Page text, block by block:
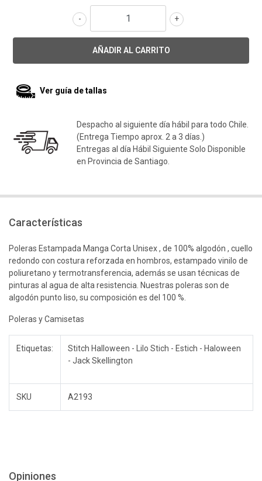
+
-
Ver guía de tallas
Despacho al siguiente día hábil para todo Chile.
(Entrega Tiempo aprox. 2 a 3 días.)
Entregas al día Hábil Siguiente Solo Disponible
en Provincia de Santiago.
Características
Poleras Estampada Manga Corta Unisex , de 100% algodón , cuello
redondo con costura reforzada en hombros, estampado vinilo de
poliuretano y termotransferencia, además se usan técnicas de
pinturas al agua de alta resistencia. Nuestras poleras son de
algodón punto liso, su composición es del 100 %.
Poleras y Camisetas
Etiquetas:
Stitch Halloween - Lilo Stich - Estich - Haloween
- Jack Skellington
SKU A2193
Opiniones